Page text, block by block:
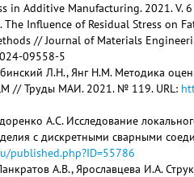
in Additive Manufacturing. 2021. V.
The Influence of Residual Stress on
// Journal of Materials
09558-5
Л.Н., Янг Н.М. Методика
// Труды МАИ. 2021. № 119. URL:
А.С. Исследование
с дискретными сварными
published.php?ID=55786
А.В., Ярославцева И.А.